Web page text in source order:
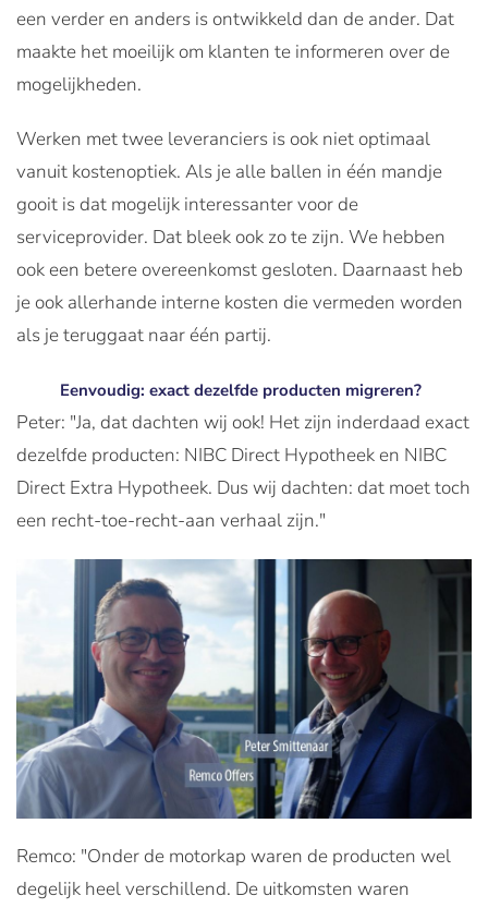
een verder en anders is ontwikkeld dan de ander. Dat
maakte het moeilijk om klanten te informeren over de
mogelijkheden.
Werken met twee leveranciers is ook niet optimaal
vanuit kostenoptiek. Als je alle ballen in één mandje
gooit is dat mogelijk interessanter voor de
serviceprovider. Dat bleek ook zo te zijn. We hebben
ook een betere overeenkomst gesloten. Daarnaast heb
je ook allerhande interne kosten die vermeden worden
als je teruggaat naar één partij.
Eenvoudig: exact dezelfde producten migreren?
Peter: "Ja, dat dachten wij ook! Het zijn inderdaad exact
dezelfde producten: NIBC Direct Hypotheek en NIBC
Direct Extra Hypotheek. Dus wij dachten: dat moet toch
een recht-toe-recht-aan verhaal zijn."
Remco: "Onder de motorkap waren de producten wel
degelijk heel verschillend. De uitkomsten waren